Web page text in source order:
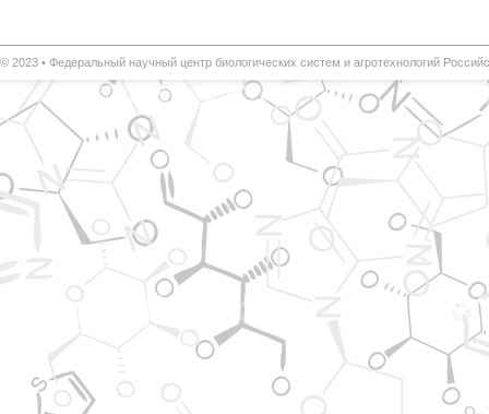
© 2023 • Федеральный научный центр биологических систем и агротехнологий